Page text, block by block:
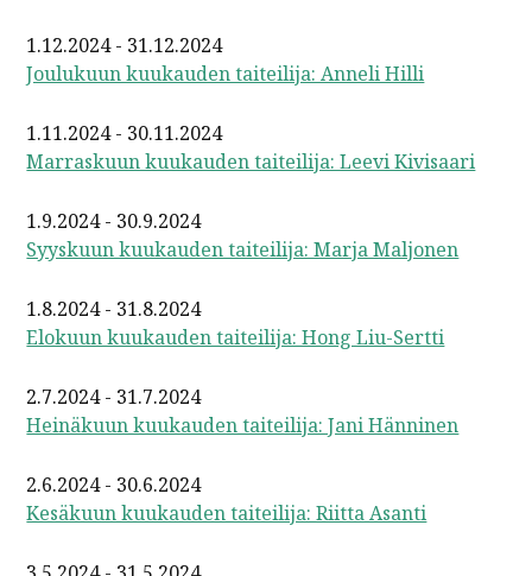
1.12.2024 - 31.12.2024
Joulukuun kuukauden taiteilija: Anneli Hilli
1.11.2024 - 30.11.2024
Marraskuun kuukauden taiteilija: Leevi Kivisaari
1.9.2024 - 30.9.2024
Syyskuun kuukauden taiteilija: Marja Maljonen
1.8.2024 - 31.8.2024
Elokuun kuukauden taiteilija: Hong Liu-Sertti
2.7.2024 - 31.7.2024
Heinäkuun kuukauden taiteilija: Jani Hänninen
2.6.2024 - 30.6.2024
Kesäkuun kuukauden taiteilija: Riitta Asanti